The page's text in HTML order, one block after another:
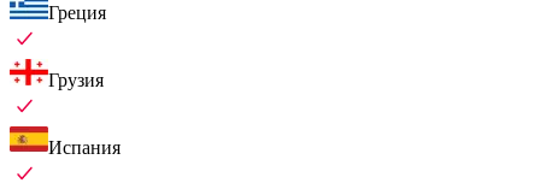
Греция
Грузия
Испания